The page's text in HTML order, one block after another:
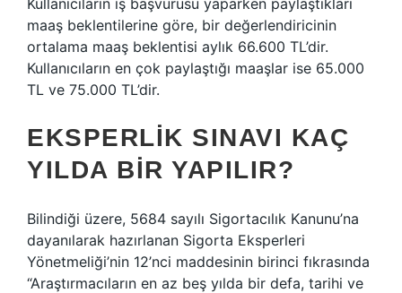
Kullanıcıların iş başvurusu yaparken paylaştıkları
maaş beklentilerine göre, bir değerlendiricinin
ortalama maaş beklentisi aylık 66.600 TL’dir.
Kullanıcıların en çok paylaştığı maaşlar ise 65.000
TL ve 75.000 TL’dir.
EKSPERLIK SINAVI KAÇ
YILDA BIR YAPILIR?
Bilindiği üzere, 5684 sayılı Sigortacılık Kanunu’na
dayanılarak hazırlanan Sigorta Eksperleri
Yönetmeliği’nin 12’nci maddesinin birinci fıkrasında
“Araştırmacıların en az beş yılda bir defa, tarihi ve